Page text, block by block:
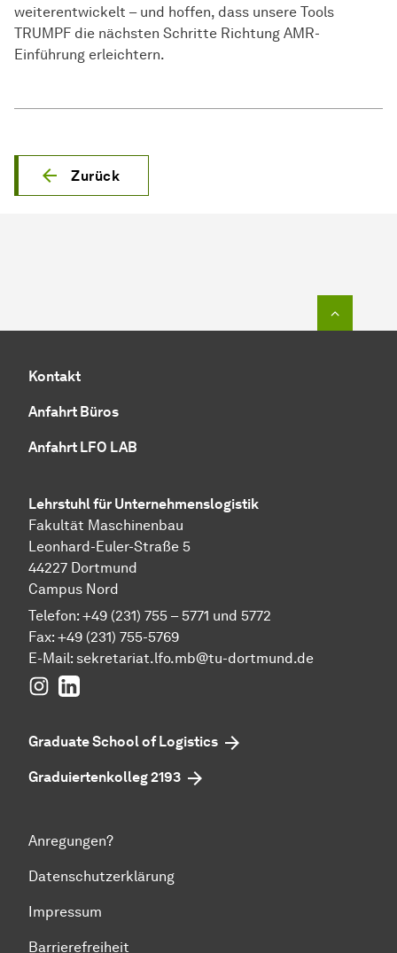
weiterentwickelt – und hoffen, dass unsere Tools
TRUMPF die nächsten Schritte Richtung AMR-
Einführung erleichtern.
Zurück
Kontakt
Anfahrt Büros
Anfahrt LFO LAB
Lehrstuhl für Unternehmenslogistik
Fakultät Maschinenbau
Leonhard-Euler-Straße 5
44227 Dortmund
Campus Nord
Telefon: +49 (231) 755 – 5771 und 5772
Fax: +49 (231) 755-5769
E-Mail: sekretariat.lfo.mb@tu-dortmund.de
Instagram
LinkedIn
Graduate School of Logistics
Graduiertenkolleg 2193
Anregungen?
Datenschutzerklärung
Impressum
Barrierefreiheit